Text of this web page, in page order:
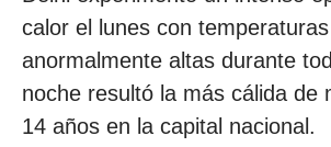
calor el lunes con temperaturas
anormalmente altas durante
noche resultó la más cálida de
14 años en la capital nacional.